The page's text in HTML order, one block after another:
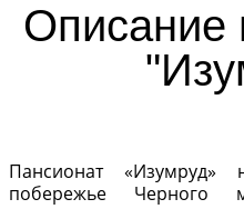
Описание
Пансионат
побережье Черного